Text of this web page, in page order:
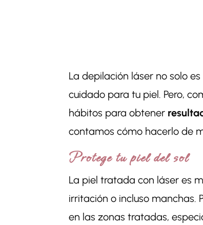
La depilación láser no solo
cuidado para tu piel. Pero,
hábitos para obtener
contamos cómo hacerlo de
Protege tu piel del sol
La piel tratada con láser es
irritación o incluso manchas.
en las zonas tratadas,